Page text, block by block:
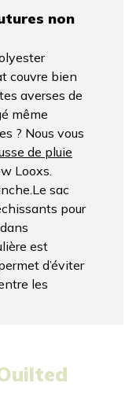
non
couvre bien
averses de
même
? Nous vous
de pluie
Looxs.
sac
pour
est
d’éviter
les